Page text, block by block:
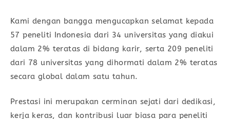
Kami dengan bangga mengucapkan selamat kepada
57 peneliti Indonesia dari 34 universitas yang diakui
dalam 2% teratas di bidang karir, serta 209 peneliti
dari 78 universitas yang dihormati dalam 2% teratas
secara global dalam satu tahun.
Prestasi ini merupakan cerminan sejati dari dedikasi,
kerja keras, dan kontribusi luar biasa para peneliti